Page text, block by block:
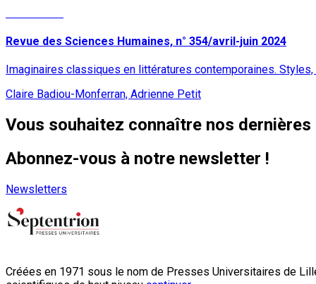
Revue des Sciences Humaines, n° 354/avril-juin 2024
Imaginaires classiques en littératures contemporaines. Styles,
Claire Badiou-Monferran, Adrienne Petit
Vous souhaitez connaître nos
Abonnez-vous à notre newsletter !
Newsletters
Créées en 1971 sous le nom de Presses Universitaires de